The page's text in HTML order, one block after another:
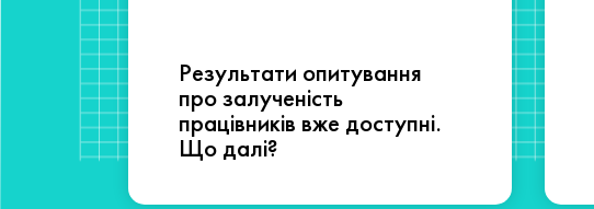
Результати опитування
про залученість
працівників вже доступні.
Що далі?